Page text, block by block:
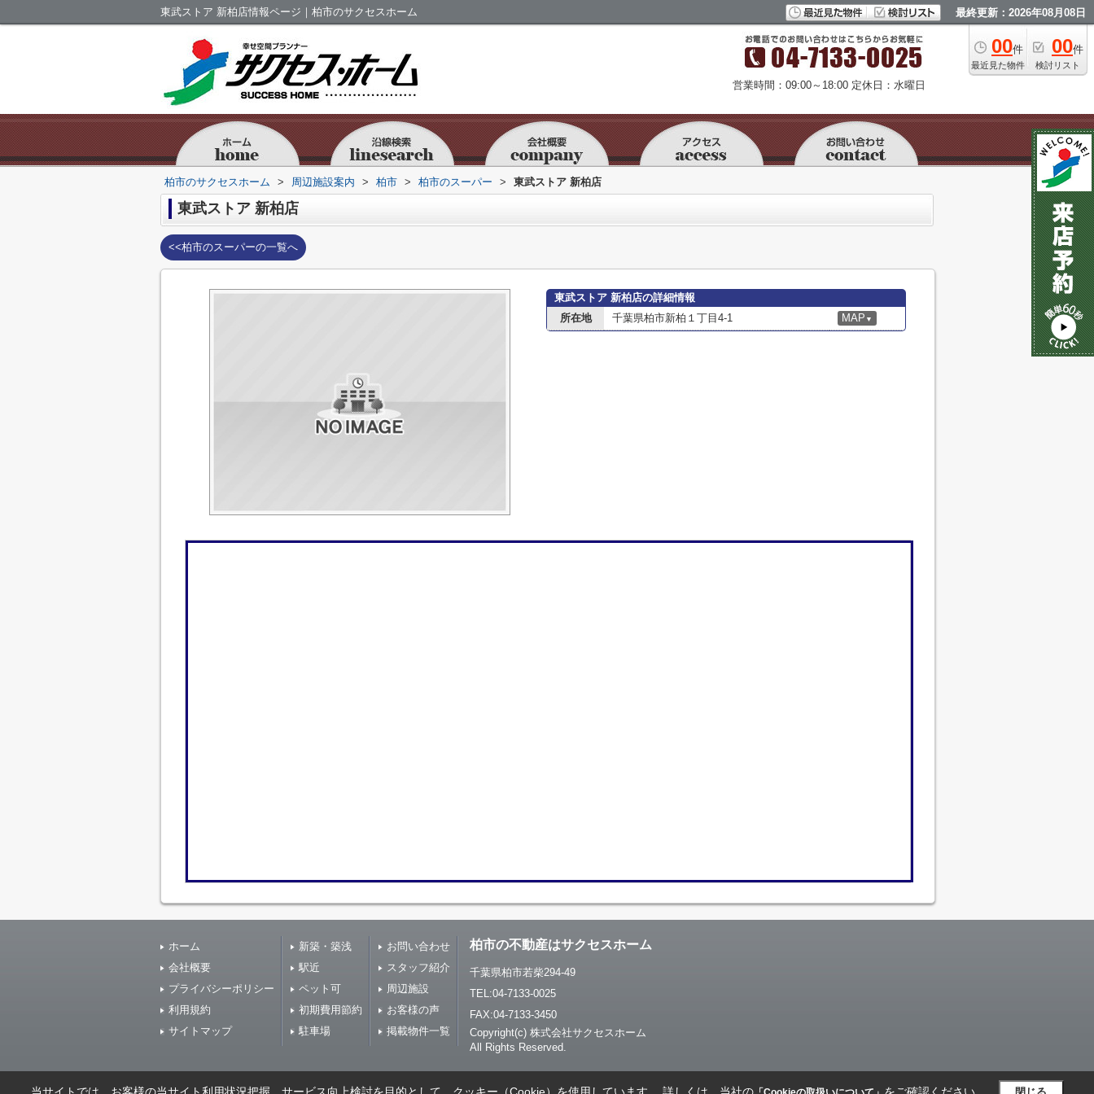
東武ストア 新柏店情報ページ｜柏市のサクセスホーム 最終更新：2026年08月08日
00件
最近見た物件
00件
検討リスト
営業時間：09:00～18:00 定休日：水曜日
柏市のサクセスホーム > 周辺施設案内 > 柏市 > 柏市のスーパー > 東武ストア 新柏店
東武ストア 新柏店
<<柏市のスーパーの一覧へ
東武ストア 新柏店の詳細情報
所在地
千葉県柏市新柏１丁目4-1 MAP ▼
ホーム
会社概要
プライバシーポリシー
利用規約
サイトマップ
新築・築浅
駅近
ペット可
初期費用節約
駐車場
お問い合わせ
スタッフ紹介
周辺施設
お客様の声
掲載物件一覧
柏市の不動産はサクセスホーム
千葉県柏市若柴294-49
TEL:04-7133-0025
FAX:04-7133-3450
Copyright(c) 株式会社サクセスホーム
All Rights Reserved.
閉じる